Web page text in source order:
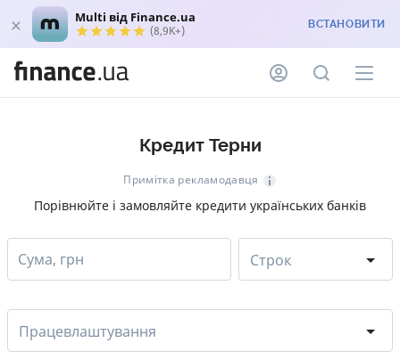
Multi від Finance.ua
(8,9K+) ВСТАНОВИТИ
Кредит Терни
Примітка рекламодавця
Порівнюйте і замовляйте кредити українських банків
Сума, грн Строк
Працевлаштування